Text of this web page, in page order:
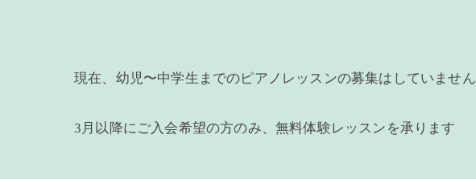
現在、幼児〜中学生までのピアノレッスンの募集はしていません
3月以降にご入会希望の方のみ、無料体験レッスンを承ります